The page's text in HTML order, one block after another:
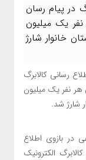
در پیام رسان
نفر یک میلیون
خانوار شارژ
رسانی کالابرگ
هر نفر یک میلیون
در بازوی اطلاع
الکترونیک